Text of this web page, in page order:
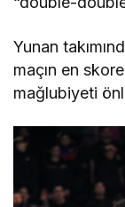
Yunan
maçın en
mağlubiyeti